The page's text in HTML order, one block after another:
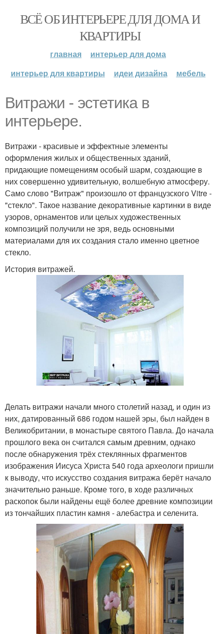
ВСЁ ОБ ИНТЕРЬЕРЕ ДЛЯ ДОМА И
КВАРТИРЫ
главная
интерьер для дома
интерьер для квартиры
идеи дизайна мебель
Витражи - эстетика в
интерьере.
Витражи - красивые и эффектные элементы
оформления жилых и общественных зданий,
придающие помещениям особый шарм, создающие в
них совершенно удивительную, волшебную атмосферу.
Само слово "Витраж" произошло от французского Vitre -
"стекло". Такое название декоративные картинки в виде
узоров, орнаментов или целых художественных
композиций получили не зря, ведь основными
материалами для их создания стало именно цветное
стекло.
История витражей.
Делать витражи начали много столетий назад, и один из
них, датированный 686 годом нашей эры, был найден в
Великобритании, в монастыре святого Павла. До начала
прошлого века он считался самым древним, однако
после обнаружения трёх стеклянных фрагментов
изображения Иисуса Христа 540 года археологи пришли
к выводу, что искусство создания витража берёт начало
значительно раньше. Кроме того, в ходе различных
раскопок были найдены ещё более древние композиции
из тончайших пластин камня - алебастра и селенита.